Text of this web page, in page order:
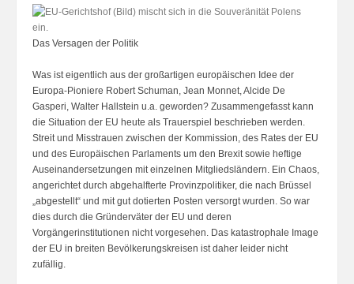
Das Versagen der Politik
Was ist eigentlich aus der großartigen europäischen Idee der
Europa-Pioniere Robert Schuman, Jean Monnet, Alcide De
Gasperi, Walter Hallstein u.a. geworden? Zusammengefasst kann
die Situation der EU heute als Trauerspiel beschrieben werden.
Streit und Misstrauen zwischen der Kommission, des Rates der EU
und des Europäischen Parlaments um den Brexit sowie heftige
Auseinandersetzungen mit einzelnen Mitgliedsländern. Ein Chaos,
angerichtet durch abgehalfterte Provinzpolitiker, die nach Brüssel
„abgestellt“ und mit gut dotierten Posten versorgt wurden. So war
dies durch die Gründerväter der EU und deren
Vorgängerinstitutionen nicht vorgesehen. Das katastrophale Image
der EU in breiten Bevölkerungskreisen ist daher leider nicht
zufällig.